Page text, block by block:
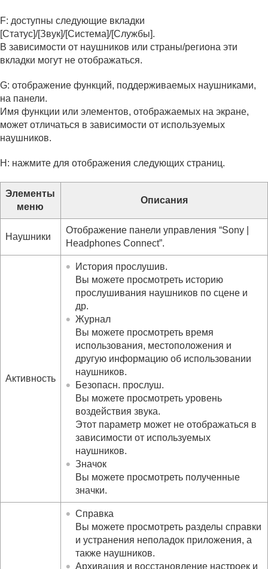
F: доступны следующие вкладки
[Статус]/[Звук]/[Система]/[Службы].
В зависимости от наушников или страны/региона эти
вкладки могут не отображаться.
G: отображение функций, поддерживаемых наушниками,
на панели.
Имя функции или элементов, отображаемых на экране,
может отличаться в зависимости от используемых
наушников.
H: нажмите для отображения следующих страниц.
Элементы
меню
Описания
Наушники
Отображение панели управления “Sony |
Headphones Connect”.
Активность
История прослушив.
Вы можете просмотреть историю
прослушивания наушников по сцене и
др.
Журнал
Вы можете просмотреть время
использования, местоположения и
другую информацию об использовании
наушников.
Безопасн. прослуш.
Вы можете просмотреть уровень
воздействия звука.
Этот параметр может не отображаться в
зависимости от используемых
наушников.
Значок
Вы можете просмотреть полученные
значки.
Справка
Вы можете просмотреть разделы справки
и устранения неполадок приложения, а
также наушников.
Архивация и восстановление настроек и